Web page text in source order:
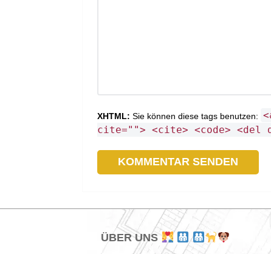
XHTML: Sie können diese tags benutzen:
cite=""> <cite> <code> <del
ÜBER UNS